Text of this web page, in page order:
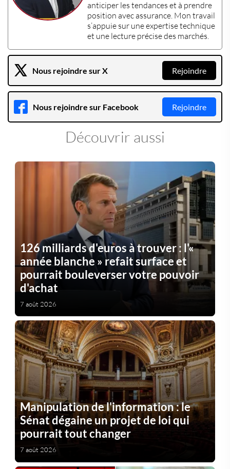
anticiper les tendances et à prendre
position avec assurance. Mon travail
s’appuie sur uneexpertise technique
et une lecture précise des marchés.
Nous rejoindre sur X Rejoindre
Nous rejoindre sur Facebook Rejoindre
Découvrir aussi
126 milliards d'euros à trouver : l'«
année blanche » refait surface et
pourrait bouleverser votre pouvoir
d'achat
7 août 2026
Manipulation de l'information : le
Sénat dégaine un projet de loi qui
pourrait tout changer
7 août 2026